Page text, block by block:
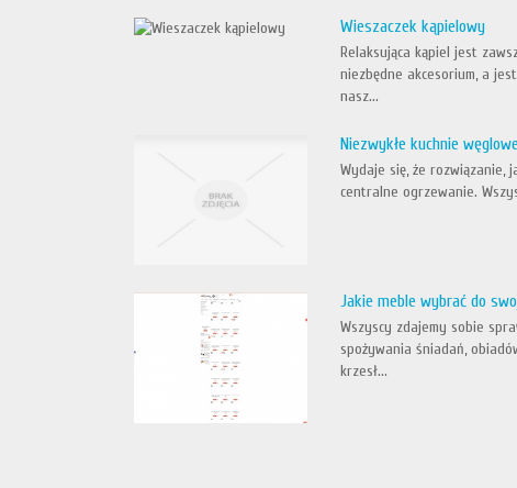
Wieszaczek kąpielowy
Relaksująca kąpiel jest
niezbędne akcesorium, a
nasz...
Niezwykłe kuchnie
Wydaje się, że rozwiązanie,
centralne ogrzewanie.
Jakie meble wybrać do
Wszyscy zdajemy sobie
spożywania śniadań,
krzesł...